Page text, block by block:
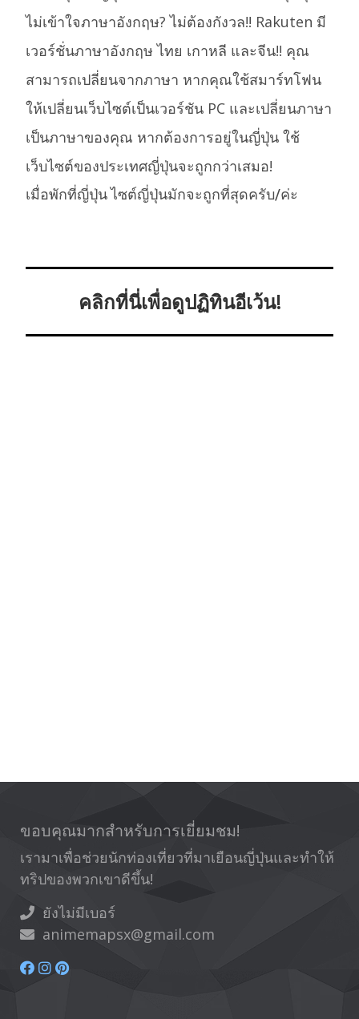
ไม่เข้าใจภาษาอังกฤษ? ไม่ต้องกังวล!! Rakuten มี
เวอร์ชั่นภาษาอังกฤษ ไทย เกาหลี และจีน!! คุณ
สามารถเปลี่ยนจากภาษา หากคุณใช้สมาร์ทโฟน
ให้เปลี่ยนเว็บไซต์เป็นเวอร์ชัน PC และเปลี่ยนภาษา
เป็นภาษาของคุณ หากต้องการอยู่ในญี่ปุ่น ใช้
เว็บไซต์ของประเทศญี่ปุ่นจะถูกกว่าเสมอ!
เมื่อพักที่ญี่ปุ่น ไซต์ญี่ปุ่นมักจะถูกที่สุดครับ/ค่ะ
คลิกที่นี่เพื่อดูปฏิทินอีเว้น!
ขอบคุณมากสำหรับการเยี่ยมชม!
เรามาเพื่อช่วยนักท่องเที่ยวที่มาเยือนญี่ปุ่นและทำให้
ทริปของพวกเขาดีขึ้น!
ยังไม่มีเบอร์
animemapsx@gmail.com